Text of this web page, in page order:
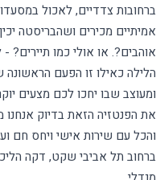
ברחובות צדדיים, לאכול
אמיתיים מכירים ושהבריסטה
אוהבים?. או אולי כמו
הלילה כאילו זו הפעם
את הפנטזיה הזאת בדיוק אנחנו
ברחוב תל אביבי שקט, דקה